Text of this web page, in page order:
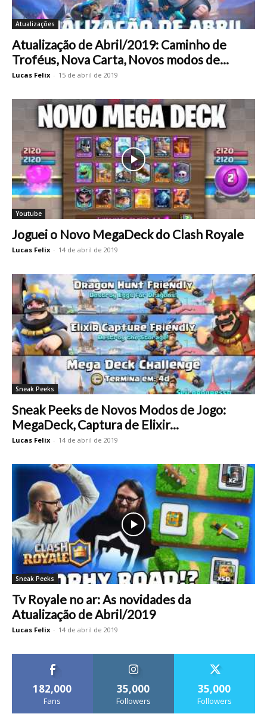
Atualizações
Atualização de Abril/2019: Caminho de
Troféus, Nova Carta, Novos modos de...
Lucas Felix - 15 de abril de 2019
Youtube
Joguei o Novo MegaDeck do Clash Royale
Lucas Felix - 14 de abril de 2019
Sneak Peeks
Sneak Peeks de Novos Modos de Jogo:
MegaDeck, Captura de Elixir...
Lucas Felix - 14 de abril de 2019
Sneak Peeks
Tv Royale no ar: As novidades da
Atualização de Abril/2019
Lucas Felix - 14 de abril de 2019
182,000
Fans
35,000
Followers
35,000
Followers